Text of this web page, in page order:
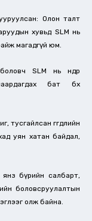
Олон талт
хувьд SLM нь
магадгүй юм.
SLM нь өндөр
бат бөх
тусгайлсан өгөгдлийн
уян хатан байдал,
янз бүрийн салбарт,
боловсруулалтын
олж байна.